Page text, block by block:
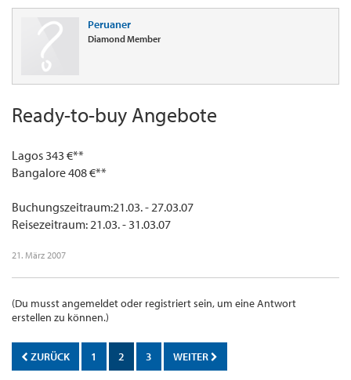
Peruaner
Diamond Member
Ready-to-buy Angebote
Lagos 343 €**
Bangalore 408 €**
Buchungszeitraum:21.03. - 27.03.07
Reisezeitraum: 21.03. - 31.03.07
21. März 2007
(Du musst angemeldet oder registriert sein, um eine Antwort
erstellen zu können.)
ZURÜCK 1 2 3 WEITER